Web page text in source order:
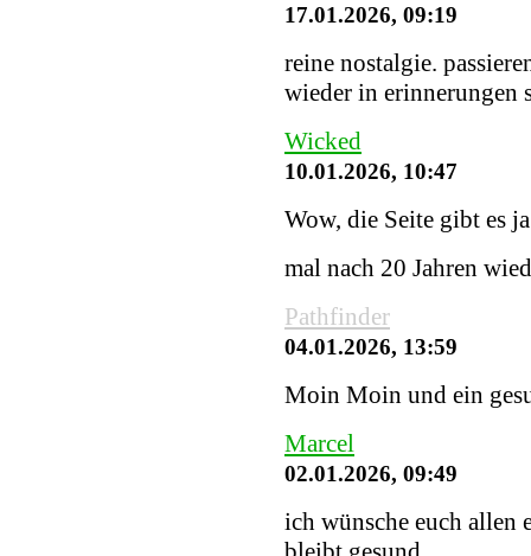
17.01.2026, 09:19
reine nostalgie.
wieder in erinnerungen
Wicked
10.01.2026, 10:47
Wow, die Seite gibt es
mal nach 20 Jahren
Pathfinder
04.01.2026, 13:59
Moin Moin und ein
Marcel
02.01.2026, 09:49
ich wünsche euch allen